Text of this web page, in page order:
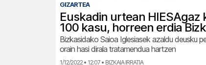
GIZARTEA
Euskadin urtean
100 kasu, horreen erdia
Bizkasidako Saioa Iglesiasek azaldu deusku
orain hasi dirala tratamendua hartzen
1/12/2022 • 12:07 • BIZKAIA IRRATIA